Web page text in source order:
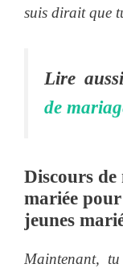
suis dirait que
Lire
de
Discours de
mariée
jeunes
Maintenant,